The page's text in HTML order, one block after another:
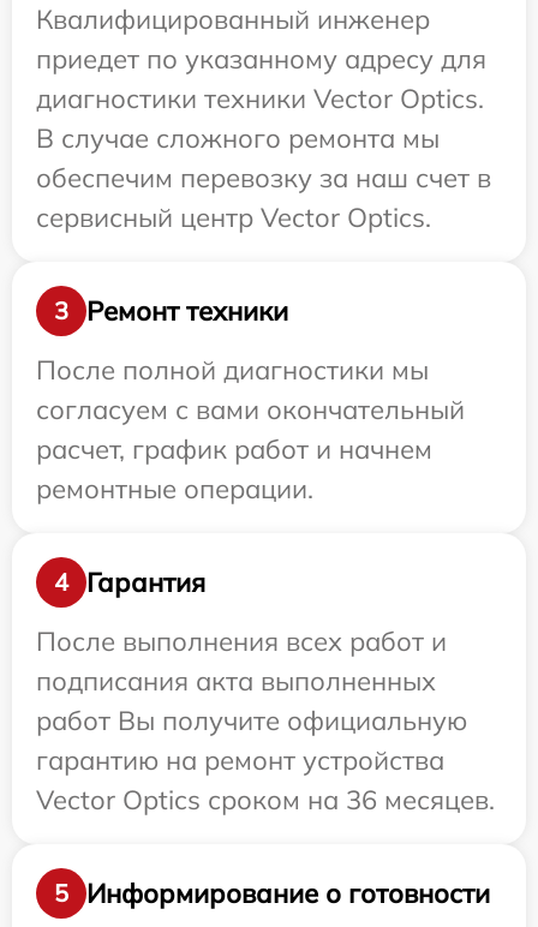
Квалифицированный инженер
приедет по указанному адресу для
диагностики техники Vector Optics.
В случае сложного ремонта мы
обеспечим перевозку за наш счет в
сервисный центр Vector Optics.
3
Ремонт техники
После полной диагностики мы
согласуем с вами окончательный
расчет, график работ и начнем
ремонтные операции.
4
Гарантия
После выполнения всех работ и
подписания акта выполненных
работ Вы получите официальную
гарантию на ремонт устройства
Vector Optics сроком на 36 месяцев.
5
Информирование о готовности